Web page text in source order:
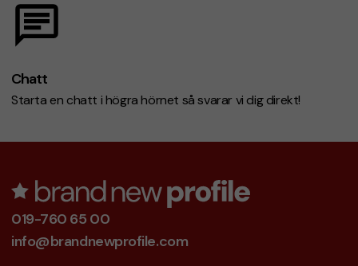
Chatt
Starta en chatt i högra hörnet så svarar vi dig direkt!
019-760 65 00
info@brandnewprofile.com